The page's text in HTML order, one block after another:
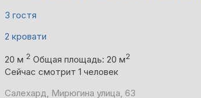
3 гостя
2 кровати
20 м 2 Общая площадь: 20 м2
Сейчас смотрит 1 человек
Салехард, Мирюгина улица, 63